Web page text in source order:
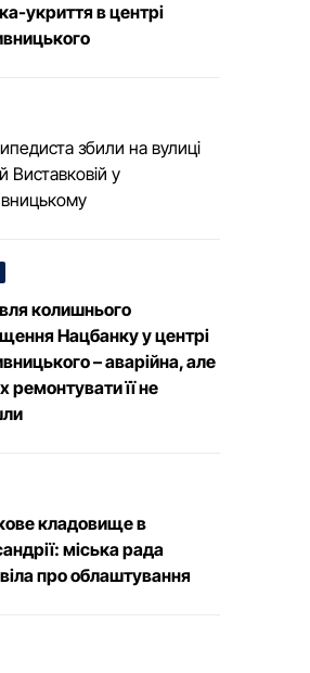
укриття в центрі
збили на вулиці
Виставковій у
колишнього
Нацбанку у центрі
– аварійна, але
ремонтувати її не
кладовище в
міська рада
про облаштування